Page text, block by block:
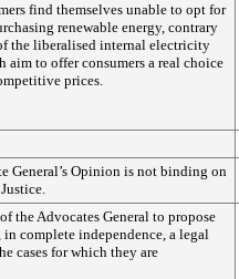
find themselves unable to opt for
renewable energy, contrary
the liberalised internal electricity
aim to offer consumers a real choice
prices.
General’s Opinion is not binding on
the Advocates General to propose
complete independence, a legal
cases for which they are